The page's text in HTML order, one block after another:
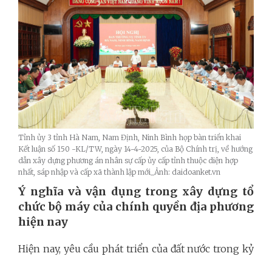
Tỉnh ủy 3 tỉnh Hà Nam, Nam Định, Ninh Bình họp bàn triển khai
Kết luận số 150 -KL/TW, ngày 14-4-2025, của Bộ Chính trị, về hướng
dẫn xây dựng phương án nhân sự cấp ủy cấp tỉnh thuộc diện hợp
nhất, sáp nhập và cấp xã thành lập mới_Ảnh: daidoanket.vn
Ý nghĩa và vận dụng trong xây dựng tổ
chức bộ máy của chính quyền địa phương
hiện nay
Hiện nay, yêu cầu phát triển của đất nước trong kỷ